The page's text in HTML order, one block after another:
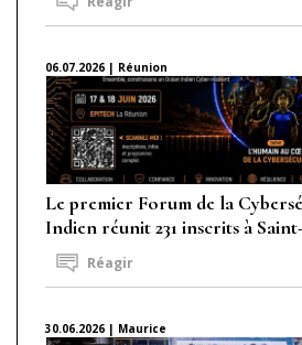
06.07.2026 | Réunion
Le premier Forum de la
Indien réunit 231 inscrits à
Réagir
30.06.2026 | Maurice